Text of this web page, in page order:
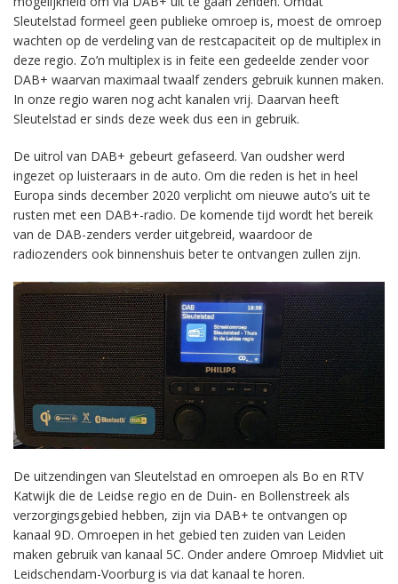
Sleutelstad formeel geen publieke omroep is, moest de omroep
wachten op de verdeling van de restcapaciteit op de multiplex in
deze regio. Zo’n multiplex is in feite een gedeelde zender voor
DAB+ waarvan maximaal twaalf zenders gebruik kunnen maken.
In onze regio waren nog acht kanalen vrij. Daarvan heeft
Sleutelstad er sinds deze week dus een in gebruik.
De uitrol van DAB+ gebeurt gefaseerd. Van oudsher werd
ingezet op luisteraars in de auto. Om die reden is het in heel
Europa sinds december 2020 verplicht om nieuwe auto’s uit te
rusten met een DAB+-radio. De komende tijd wordt het bereik
van de DAB-zenders verder uitgebreid, waardoor de
radiozenders ook binnenshuis beter te ontvangen zullen zijn.
De uitzendingen van Sleutelstad en omroepen als Bo en RTV
Katwijk die de Leidse regio en de Duin- en Bollenstreek als
verzorgingsgebied hebben, zijn via DAB+ te ontvangen op
kanaal 9D. Omroepen in het gebied ten zuiden van Leiden
maken gebruik van kanaal 5C. Onder andere Omroep Midvliet uit
Leidschendam-Voorburg is via dat kanaal te horen.